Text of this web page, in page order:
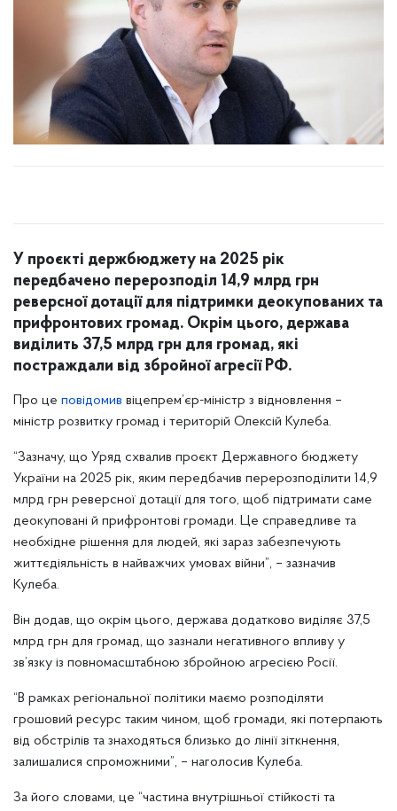
У проєкті держбюджету на 2025 рік
передбачено перерозподіл 14,9 млрд грн
реверсної дотації для підтримки деокупованих та
прифронтових громад. Окрім цього, держава
виділить 37,5 млрд грн для громад, які
постраждали від збройної агресії РФ.
Про це повідомив віцепрем’єр-міністр з відновлення –
міністр розвитку громад і територій Олексій Кулеба.
“Зазначу, що Уряд схвалив проєкт Державного бюджету
України на 2025 рік, яким передбачив перерозподілити 14,9
млрд грн реверсної дотації для того, щоб підтримати саме
деокуповані й прифронтові громади. Це справедливе та
необхідне рішення для людей, які зараз забезпечують
життєдіяльність в найважчих умовах війни”, – зазначив
Кулеба.
Він додав, що окрім цього, держава додатково виділяє 37,5
млрд грн для громад, що зазнали негативного впливу у
зв’язку із повномасштабною збройною агресією Росії.
“В рамках регіональної політики маємо розподіляти
грошовий ресурс таким чином, щоб громади, які потерпають
від обстрілів та знаходяться близько до лінії зіткнення,
залишалися спроможними”, – наголосив Кулеба.
За його словами, це “частина внутрішньої стійкості та